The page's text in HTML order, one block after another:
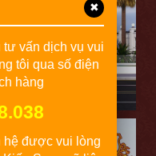
✖
tư vấn dịch vụ vui
tôi qua số điện
hàng
hệ được vui lòng